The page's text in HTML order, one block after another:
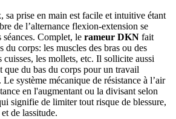
sa prise en main est facile et intuitive étant
de l’alternance flexion-extension se
séances. Complet, le rameur DKN fait
du corps: les muscles des bras ou des
cuisses, les mollets, etc. Il sollicite aussi
que du bas du corps pour un travail
système mécanique de résistance à l’air
en l'augmentant ou la divisant selon
signifie de limiter tout risque de blessure,
de lassitude.